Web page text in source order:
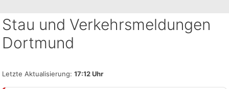
Stau und Verkehrsmeldungen
Dortmund
Letzte Aktualisierung: 17:12 Uhr